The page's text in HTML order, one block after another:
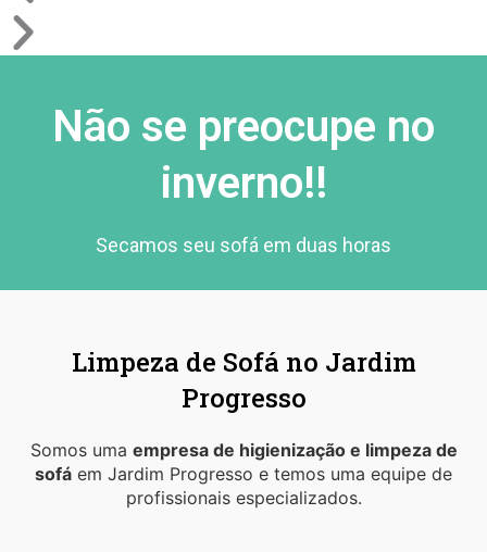
Não se preocupe no
inverno!!
Secamos seu sofá em duas horas
Limpeza de Sofá no Jardim
Progresso
Somos uma empresa de higienização e limpeza de
sofá em Jardim Progresso e temos uma equipe de
profissionais especializados.